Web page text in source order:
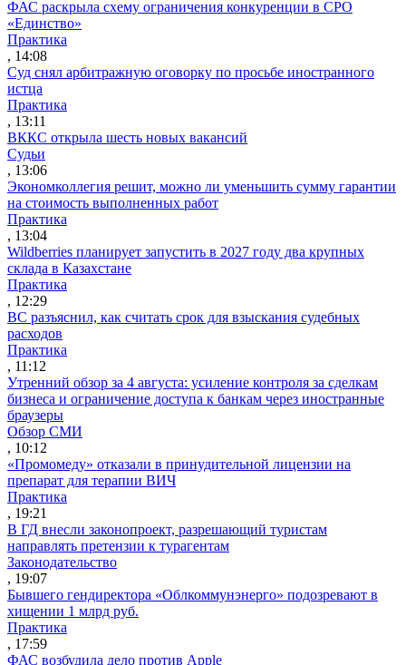
ФАС раскрыла схему ограничения конкуренции в СРО
«Единство»
Практика
, 14:08
Суд снял арбитражную оговорку по просьбе иностранного
истца
Практика
, 13:11
ВККС открыла шесть новых вакансий
Судьи
, 13:06
Экономколлегия решит, можно ли уменьшить сумму гарантии
на стоимость выполненных работ
Практика
, 13:04
Wildberries планирует запустить в 2027 году два крупных
склада в Казахстане
Практика
, 12:29
ВС разъяснил, как считать срок для взыскания судебных
расходов
Практика
, 11:12
Утренний обзор за 4 августа: усиление контроля за сделкам
бизнеса и ограничение доступа к банкам через иностранные
браузеры
Обзор СМИ
, 10:12
«Промомеду» отказали в принудительной лицензии на
препарат для терапии ВИЧ
Практика
, 19:21
В ГД внесли законопроект, разрешающий туристам
направлять претензии к турагентам
Законодательство
, 19:07
Бывшего гендиректора «Облкоммунэнерго» подозревают в
хищении 1 млрд руб.
Практика
, 17:59
ФАС возбудила дело против Apple